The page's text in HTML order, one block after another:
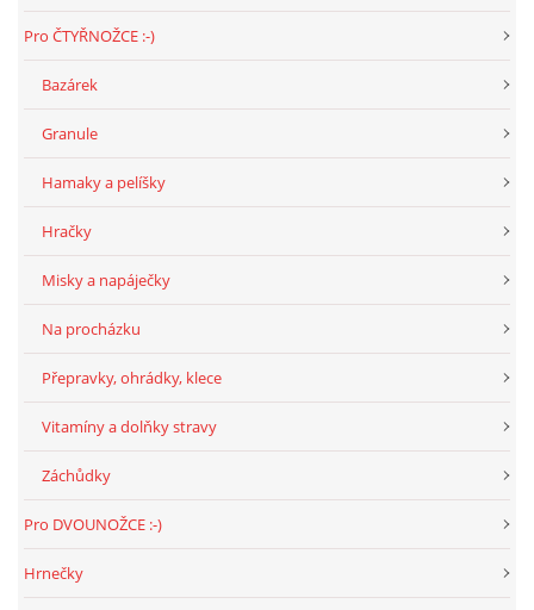
Pro ČTYŘNOŽCE :-)
Bazárek
Granule
Hamaky a pelíšky
Hračky
Misky a napáječky
Na procházku
Přepravky, ohrádky, klece
Vitamíny a dolňky stravy
Záchůdky
Pro DVOUNOŽCE :-)
Hrnečky